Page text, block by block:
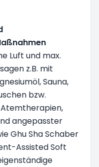
Luft und max.
z.B. mit
Sauna,
bzw.
angepasster
Ghu Sha Schaber
Assisted Soft